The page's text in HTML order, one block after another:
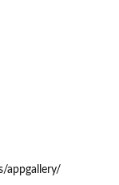
appgallery/